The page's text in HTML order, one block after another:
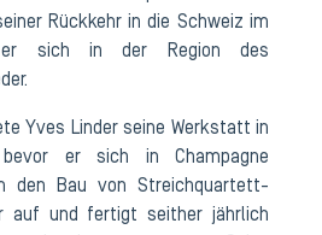
Rückkehr in die Schweiz im
sich in der Region des
Yves Linder seine Werkstatt in
bevor er sich in Champagne
den Bau von Streichquartett-
auf und fertigt seither jährlich